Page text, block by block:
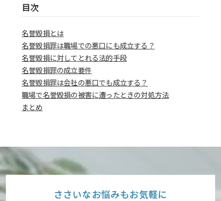
目次
名誉毀損とは
名誉毀損罪は職場での悪口にも成立する？
名誉毀損に対してとれる法的手段
名誉毀損罪の成立要件
名誉毀損罪は会社の悪口でも成立する？
職場で名誉毀損の被害に遭ったときの対処方法
まとめ
ささいなお悩みもお気軽に